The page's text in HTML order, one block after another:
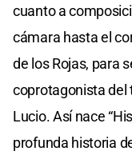
cuanto a
cámara hasta el
de los Rojas, para
coprotagonista del
Lucio. Así nace
profunda historia